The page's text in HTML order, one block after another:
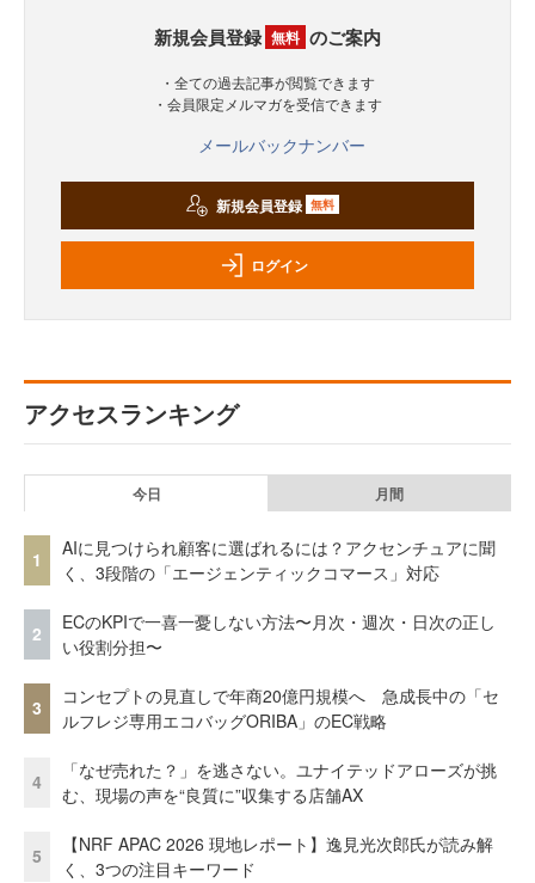
新規会員登録 無料 のご案内
・全ての過去記事が閲覧できます
・会員限定メルマガを受信できます
メールバックナンバー
新規会員登録 無料
ログイン
アクセスランキング
今日 月間
1
AIに見つけられ顧客に選ばれるには？アクセンチュアに聞
く、3段階の「エージェンティックコマース」対応
2
ECのKPIで一喜一憂しない方法〜月次・週次・日次の正し
い役割分担〜
3
コンセプトの見直しで年商20億円規模へ 急成長中の「セ
ルフレジ専用エコバッグORIBA」のEC戦略
4
「なぜ売れた？」を逃さない。ユナイテッドアローズが挑
む、現場の声を“良質に”収集する店舗AX
5
【NRF APAC 2026 現地レポート】逸見光次郎氏が読み解
く、3つの注目キーワード